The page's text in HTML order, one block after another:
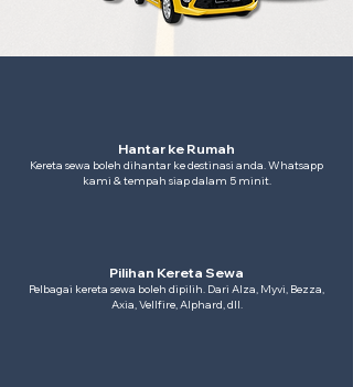
Hantar ke Rumah
Kereta sewa boleh dihantar ke destinasi anda. Whatsapp
kami & tempah siap dalam 5 minit.
Pilihan Kereta Sewa
Pelbagai kereta sewa boleh dipilih. Dari Alza, Myvi, Bezza,
Axia, Vellfire, Alphard, dll.